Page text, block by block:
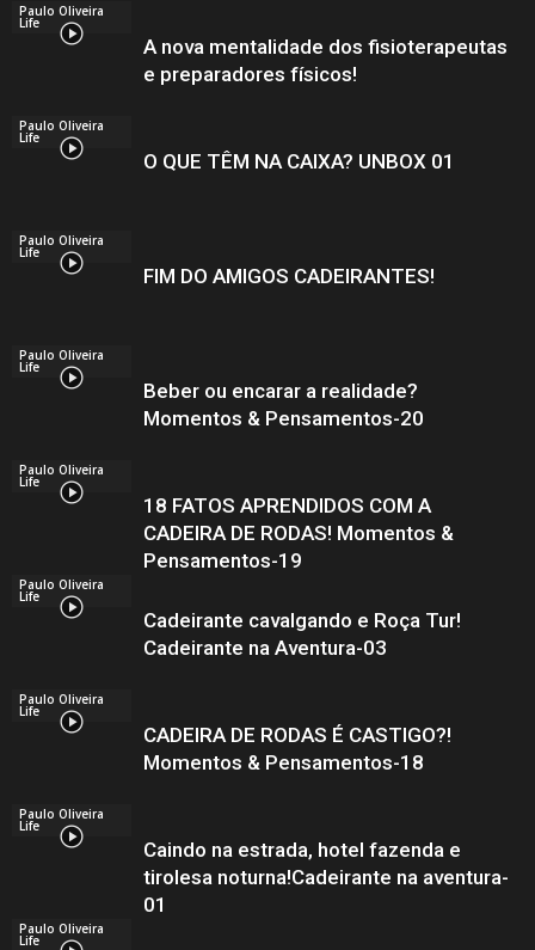
Paulo Oliveira
Life
A nova mentalidade dos fisioterapeutas
e preparadores físicos!
Paulo Oliveira
Life
O QUE TÊM NA CAIXA? UNBOX 01
Paulo Oliveira
Life
FIM DO AMIGOS CADEIRANTES!
Paulo Oliveira
Life
Beber ou encarar a realidade?
Momentos & Pensamentos-20
Paulo Oliveira
Life
18 FATOS APRENDIDOS COM A
CADEIRA DE RODAS! Momentos &
Pensamentos-19
Paulo Oliveira
Life
Cadeirante cavalgando e Roça Tur!
Cadeirante na Aventura-03
Paulo Oliveira
Life
CADEIRA DE RODAS É CASTIGO?!
Momentos & Pensamentos-18
Paulo Oliveira
Life
Caindo na estrada, hotel fazenda e
tirolesa noturna!Cadeirante na aventura-
01
Paulo Oliveira
Life